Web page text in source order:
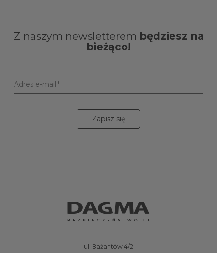
Z naszym newsletterem będziesz na
bieżąco!
Adres e-mail
Zapisz się
ul. Bażantów 4/2